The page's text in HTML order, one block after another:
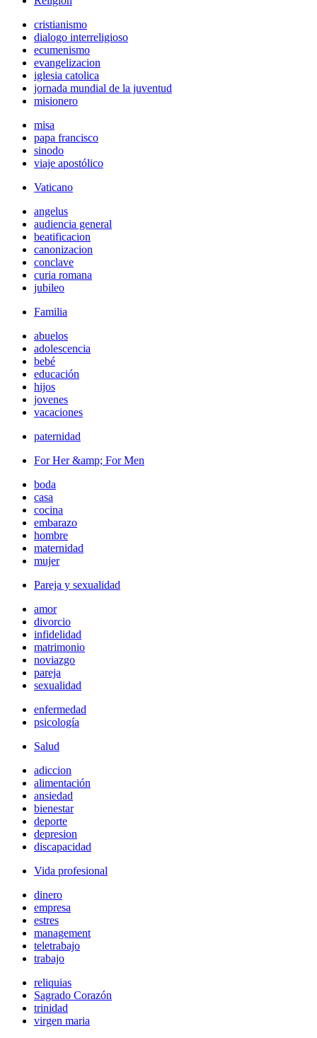
cristianismo
dialogo interreligioso
ecumenismo
evangelizacion
iglesia catolica
jornada mundial de la juventud
misionero
misa
papa francisco
sinodo
viaje apostólico
Vaticano
angelus
audiencia general
beatificacion
canonizacion
conclave
curia romana
jubileo
Familia
abuelos
adolescencia
bebé
educación
hijos
jovenes
vacaciones
paternidad
For Her &amp; For Men
boda
casa
cocina
embarazo
hombre
maternidad
mujer
Pareja y sexualidad
amor
divorcio
infidelidad
matrimonio
noviazgo
pareja
sexualidad
enfermedad
psicología
Salud
adiccion
alimentación
ansiedad
bienestar
deporte
depresion
discapacidad
Vida profesional
dinero
empresa
estres
management
teletrabajo
trabajo
reliquias
Sagrado Corazón
trinidad
virgen maria